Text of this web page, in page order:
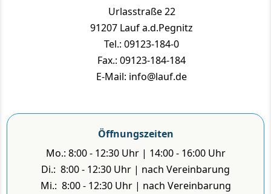
Urlasstraße 22
91207 Lauf a.d.Pegnitz
Tel.: 09123-184-0
Fax.: 09123-184-184
E-Mail: info@lauf.de
Öffnungszeiten
Mo.: 8:00 - 12:30 Uhr | 14:00 - 16:00 Uhr
Di.: 8:00 - 12:30 Uhr | nach Vereinbarung
Mi.: 8:00 - 12:30 Uhr | nach Vereinbarung